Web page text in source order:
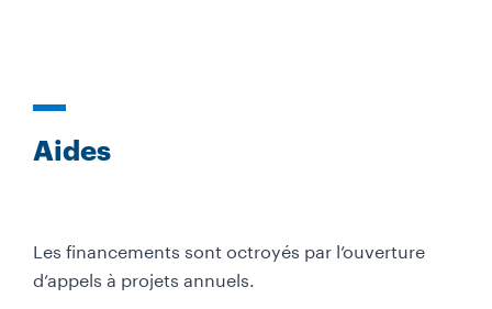
Aides
Les financements sont octroyés par l’ouverture
d’appels à projets annuels.